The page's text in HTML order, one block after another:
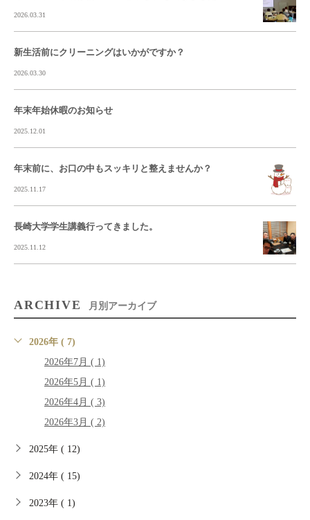
2026.03.31
新生活前にクリーニングはいかがですか？
2026.03.30
年末年始休暇のお知らせ
2025.12.01
年末前に、お口の中もスッキリと整えませんか？
2025.11.17
長崎大学学生講義行ってきました。
2025.11.12
ARCHIVE 月別アーカイブ
2026年 ( 7)
2026年7月 ( 1)
2026年5月 ( 1)
2026年4月 ( 3)
2026年3月 ( 2)
2025年 ( 12)
2024年 ( 15)
2023年 ( 1)